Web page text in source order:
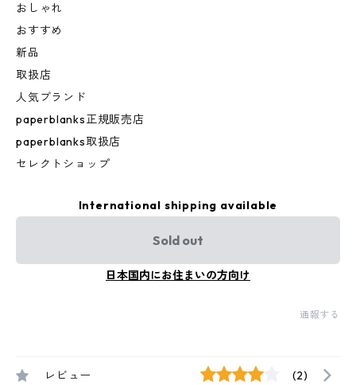
おしゃれ
おすすめ
新品
取扱店
人気ブランド
paperblanks正規販売店
paperblanks取扱店
セレクトショップ
International shipping available
Sold out
日本国内にお住まいの方向け
通報する
レビュー (2)